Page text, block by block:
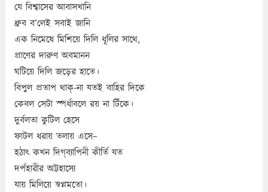
যে বিশ্বাসের আবাসখানি
ধ্রুব ব’লেই সবাই জানি
এক নিমেষে মিশিয়ে দিলি ধূলির সাথে,
প্রাণের দারুণ অবমানন
ঘটিয়ে দিলি জড়ের হাতে।
বিপুল প্রতাপ থাক্‌-না যতই বাহির দিকে
কেবল সেটা স্পর্ধাবলে রয় না টিঁকে।
দুর্বলতা কুটিল হেসে
ফাটল ধরায় তলায় এসে–
হঠাৎ কখন দিগ্‌ব্যাপিনী কীর্তি যত
দর্পহারীর অট্টহাস্যে
যায় মিলিয়ে স্বপ্নমতো।